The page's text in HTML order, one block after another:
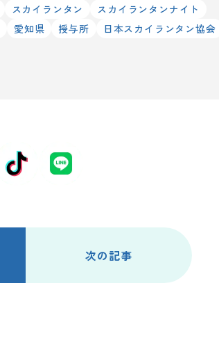
スカイランタン
スカイランタンナイト
愛知県 授与所
日本スカイランタン協会
次の記事